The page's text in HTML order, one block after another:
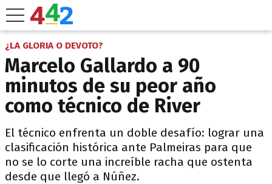
¿LA GLORIA O DEVOTO?
Marcelo Gallardo a 90
minutos de su peor año
como técnico de River
El técnico enfrenta un doble desafío: lograr una
clasificación histórica ante Palmeiras para que
no se lo corte una increíble racha que ostenta
desde que llegó a Núñez.